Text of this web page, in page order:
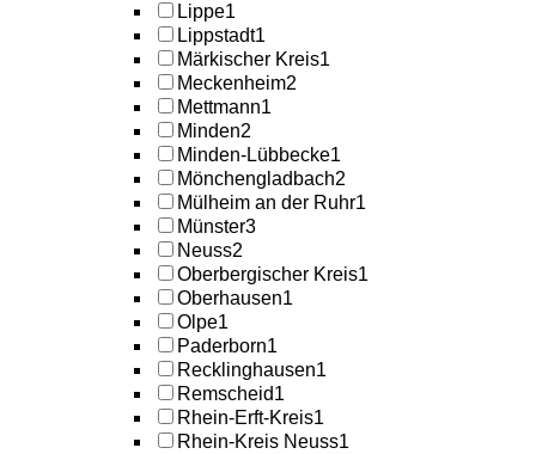
Lippe1
Lippstadt1
Märkischer Kreis1
Meckenheim2
Mettmann1
Minden2
Minden-Lübbecke1
Mönchengladbach2
Mülheim an der Ruhr1
Münster3
Neuss2
Oberbergischer Kreis1
Oberhausen1
Olpe1
Paderborn1
Recklinghausen1
Remscheid1
Rhein-Erft-Kreis1
Rhein-Kreis Neuss1